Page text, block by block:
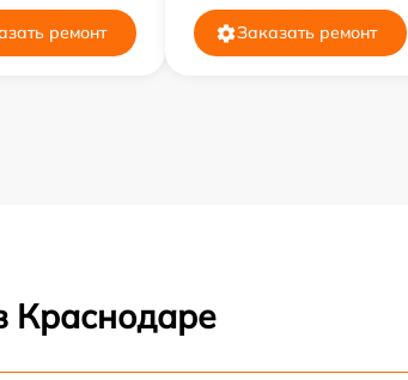
ремонт Заказать ремонт
Краснодаре